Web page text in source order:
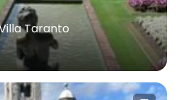
Taranto